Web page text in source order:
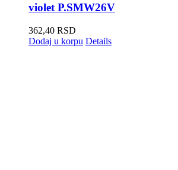
violet P.SMW26V
362,40 RSD
Dodaj u korpu Details